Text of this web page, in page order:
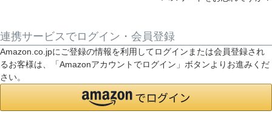
連携サービスでログイン・会員登録
Amazon.co.jpにご登録の情報を利用してログインまたは会員登録され
るお客様は、「Amazonアカウントでログイン」ボタンよりお進みくだ
さい。